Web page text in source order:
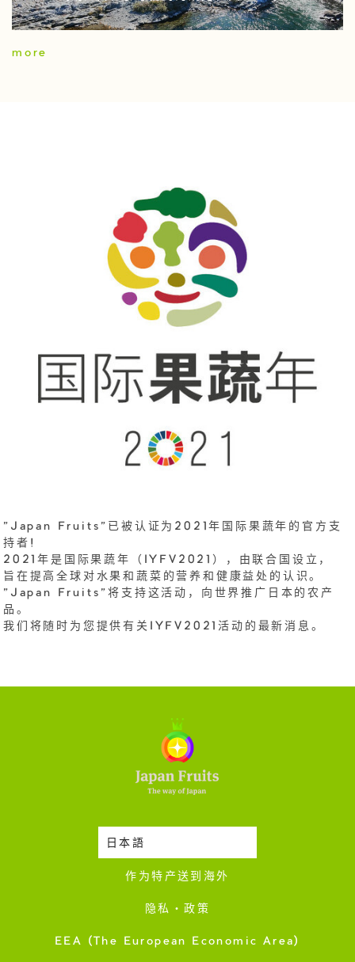
more
"Japan Fruits"已被认证为2021年国际果蔬年的官方支
持者!
2021年是国际果蔬年（IYFV2021），由联合国设立，
旨在提高全球对水果和蔬菜的营养和健康益处的认识。
"Japan Fruits"将支持这活动，向世界推广日本的农产
品。
我们将随时为您提供有关IYFV2021活动的最新消息。
日本語时令蔬果收成表
作为特产送到海外
隐私・政策
EEA (The European Economic Area)